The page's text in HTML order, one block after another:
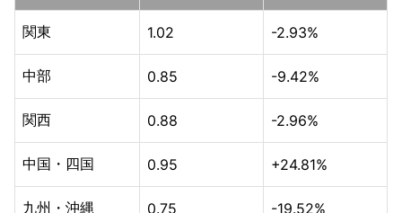
関東 1.02 -2.93%
中部 0.85 -9.42%
関西 0.88 -2.96%
中国・四国 0.95 +24.81%
九州・沖縄 0.75 -19.52%